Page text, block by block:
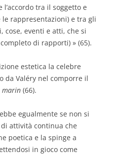
tra il soggetto e
le rappresentazioni) e tra gli
cose, eventi e atti, che si
di rapporti) » (65).
estetica la celebre
da Valéry nel comporre il
marin (66).
egualmente se non si
attività continua che
poetica e la spinge a
in gioco come